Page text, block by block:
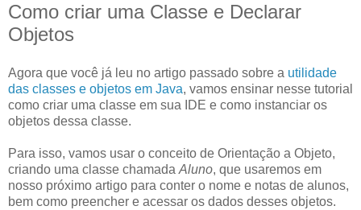
Como criar uma Classe e Declarar
Objetos
Agora que você já leu no artigo passado sobre a utilidade
das classes e objetos em Java, vamos ensinar nesse tutorial
como criar uma classe em sua IDE e como instanciar os
objetos dessa classe.
Para isso, vamos usar o conceito de Orientação a Objeto,
criando uma classe chamada Aluno, que usaremos em
nosso próximo artigo para conter o nome e notas de alunos,
bem como preencher e acessar os dados desses objetos.